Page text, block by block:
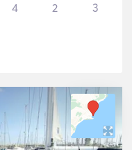
4 2 3